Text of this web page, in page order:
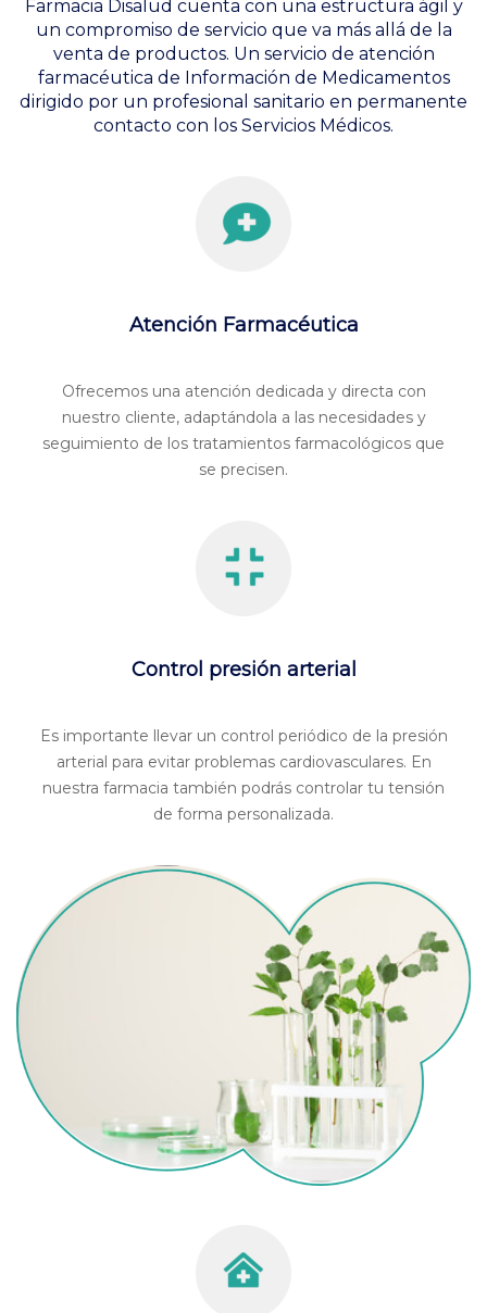
Farmacia Disalud cuenta con una estructura ágil y
un compromiso de servicio que va más allá de la
venta de productos. Un servicio de atención
farmacéutica de Información de Medicamentos
dirigido por un profesional sanitario en permanente
contacto con los Servicios Médicos.
Atención Farmacéutica
Ofrecemos una atención dedicada y directa con
nuestro cliente, adaptándola a las necesidades y
seguimiento de los tratamientos farmacológicos que
se precisen.
Control presión arterial
Es importante llevar un control periódico de la presión
arterial para evitar problemas cardiovasculares. En
nuestra farmacia también podrás controlar tu tensión
de forma personalizada.